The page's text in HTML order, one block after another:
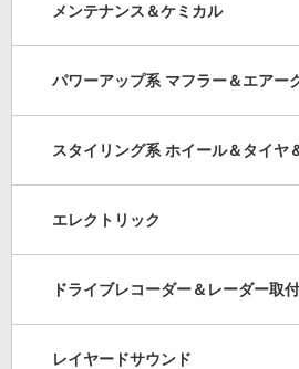
メンテナンス＆ケミカル
パワーアップ系 マフラー＆エアー
スタイリング系 ホイール＆タイヤ
エレクトリック
ドライブレコーダー＆レーダー取付
レイヤードサウンド